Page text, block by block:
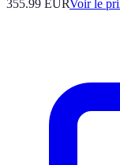
355.99 EURVoir le